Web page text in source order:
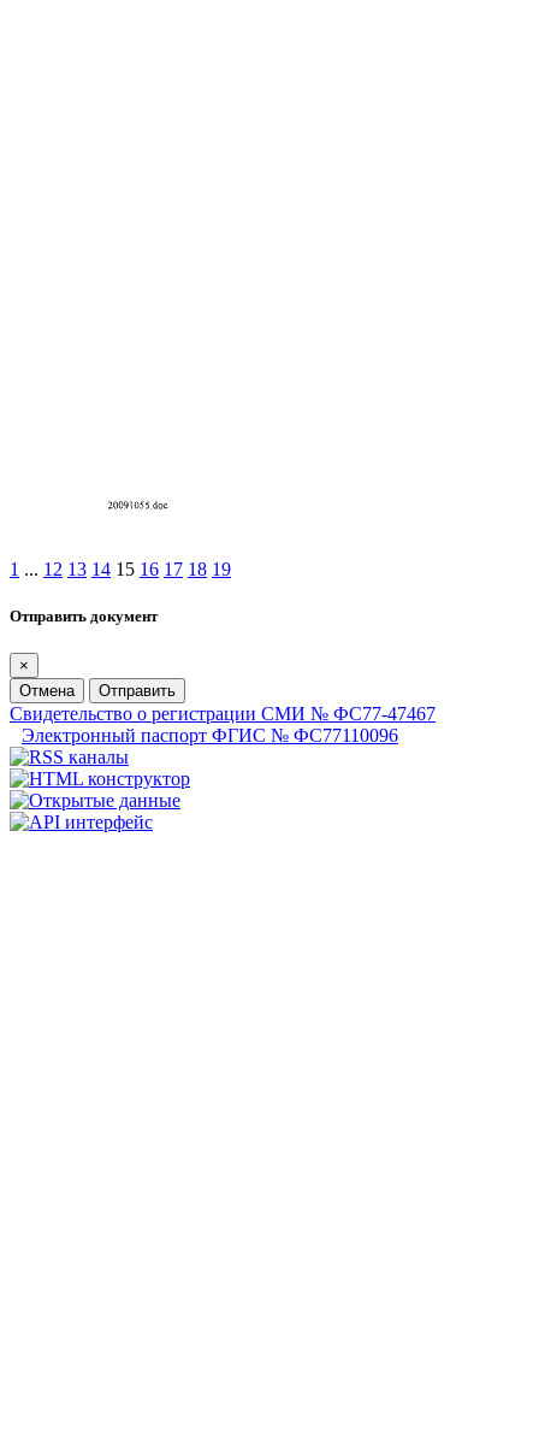
1 ... 12 13 14 15 16 17 18 19
Отправить документ
×
Отмена
Отправить
Свидетельство о регистрации СМИ № ФС77-47467
Электронный паспорт ФГИС № ФС77110096